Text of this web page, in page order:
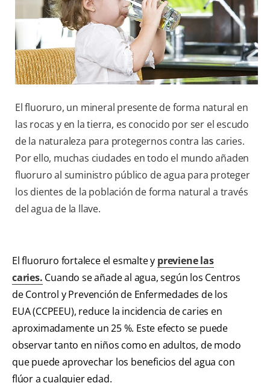
CUPONES
DO (ES)
SUSCRÍBASE
El fluoruro, un mineral presente de forma natural en
las rocas y en la tierra, es conocido por ser el escudo
de la naturaleza para protegernos contra las caries.
Por ello, muchas ciudades en todo el mundo añaden
fluoruro al suministro público de agua para proteger
los dientes de la población de forma natural a través
del agua de la llave.
El fluoruro fortalece el esmalte y previene las
caries. Cuando se añade al agua, según los Centros
de Control y Prevención de Enfermedades de los
EUA (CCPEEU), reduce la incidencia de caries en
aproximadamente un 25 %. Este efecto se puede
observar tanto en niños como en adultos, de modo
que puede aprovechar los beneficios del agua con
flúor a cualquier edad.